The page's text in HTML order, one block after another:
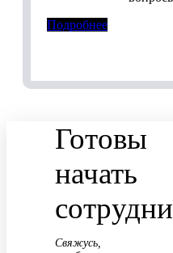
Подробнее
Готовы
начать
Свяжусь,